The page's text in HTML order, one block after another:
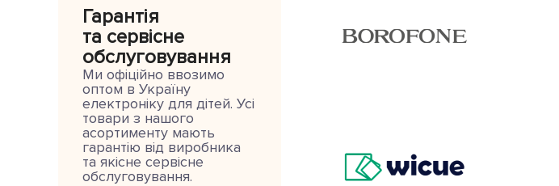
Гарантія
та сервісне
обслуговування
Ми офіційно ввозимо
оптом в Україну
електроніку для дітей. Усі
товари з нашого
асортименту мають
гарантію від виробника
та якісне сервісне
обслуговування.